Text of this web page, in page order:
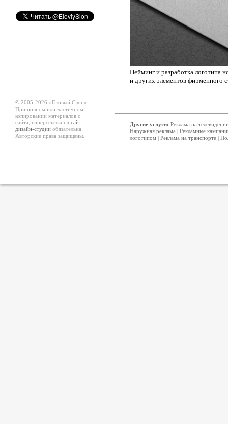
Нейминг и разработка логотипа
и других элементов фирменного
© 2005-2026 «Еловый Cлон».
При полном или частичном
копировании материалов с
сайта, гиперссылка на сайт
дизайн-студии обязательна.
Авторские права защищены.
Другие услуги: Реклама на
Наружная реклама | Рекламные
логотипом | Реклама на транспорте |